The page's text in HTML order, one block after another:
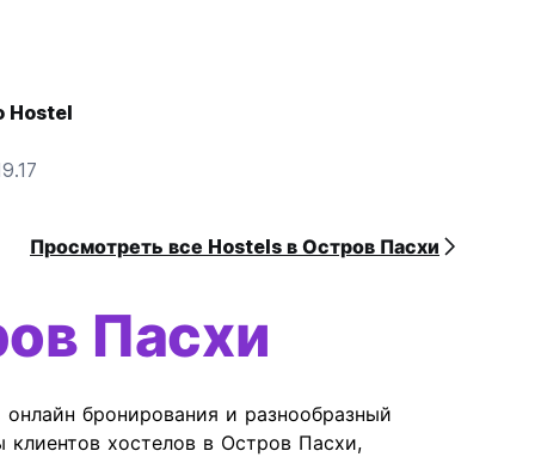
Hostel
Просмотреть все Hostels в Остров Пасхи
Пасхи
бронирования и разнообразный
хостелов в Остров Пасхи,